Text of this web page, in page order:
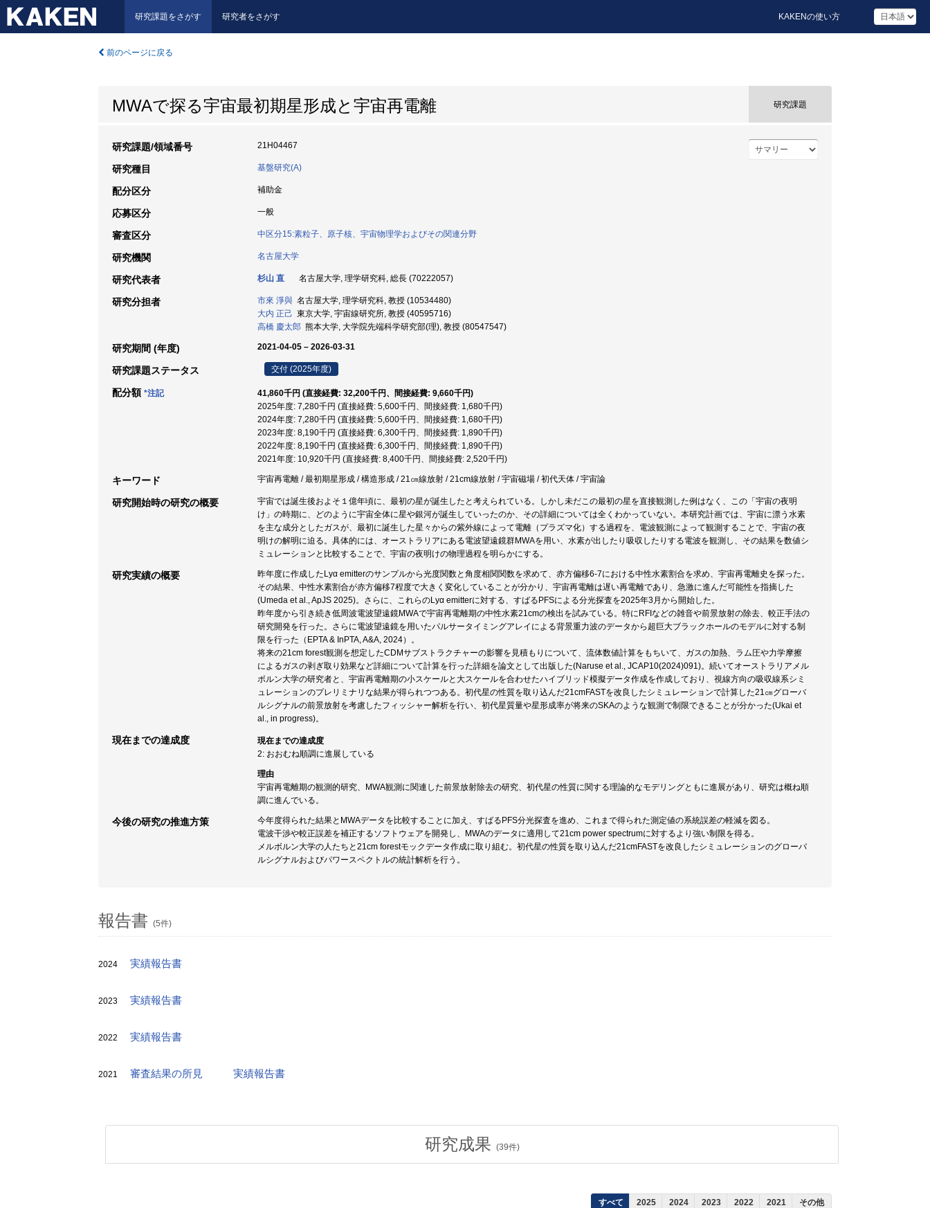
研究課題をさがす 研究者をさがす KAKENの使い方
前のページに戻る
MWAで探る宇宙最初期星形成と宇宙再電離 研究課題
研究課題/領域番号 21H04467
研究種目 基盤研究(A)
配分区分 補助金
応募区分 一般
審査区分 中区分15:素粒子、原子核、宇宙物理学およびその関連分野
研究機関 名古屋大学
研究代表者 杉山 直 名古屋大学, 理学研究科, 総長 (70222057)
研究分担者 市來 淨與 名古屋大学, 理学研究科, 教授 (10534480)
大内 正己 東京大学, 宇宙線研究所, 教授 (40595716)
高橋 慶太郎 熊本大学, 大学院先端科学研究部(理), 教授 (80547547)
研究期間 (年度) 2021-04-05 – 2026-03-31
研究課題ステータス 交付 (2025年度)
配分額 *注記
41,860千円 (直接経費: 32,200千円、間接経費: 9,660千円)
2025年度: 7,280千円 (直接経費: 5,600千円、間接経費: 1,680千円)
2024年度: 7,280千円 (直接経費: 5,600千円、間接経費: 1,680千円)
2023年度: 8,190千円 (直接経費: 6,300千円、間接経費: 1,890千円)
2022年度: 8,190千円 (直接経費: 6,300千円、間接経費: 1,890千円)
2021年度: 10,920千円 (直接経費: 8,400千円、間接経費: 2,520千円)
キーワード 宇宙再電離 / 最初期星形成 / 構造形成 / 21㎝線放射 / 21cm線放射 / 宇宙磁場 / 初代天体 / 宇宙論
研究開始時の研究の概要
宇宙では誕生後およそ１億年頃に、最初の星が誕生したと考えられている。しかし未だこの最初の星を直接観測した例はなく、この「宇宙の夜明
け」の時期に、どのように宇宙全体に星や銀河が誕生していったのか、その詳細については全くわかっていない。本研究計画では、宇宙に漂う水素
を主な成分としたガスが、最初に誕生した星々からの紫外線によって電離（プラズマ化）する過程を、電波観測によって観測することで、宇宙の夜
明けの解明に迫る。具体的には、オーストラリアにある電波望遠鏡群MWAを用い、水素が出したり吸収したりする電波を観測し、その結果を数値シ
ミュレーションと比較することで、宇宙の夜明けの物理過程を明らかにする。
研究実績の概要
昨年度に作成したLyα emitterのサンプルから光度関数と角度相関関数を求めて、赤方偏移6-7における中性水素割合を求め、宇宙再電離史を探った。
その結果、中性水素割合が赤方偏移7程度で大きく変化していることが分かり、宇宙再電離は遅い再電離であり、急激に進んだ可能性を指摘した
(Umeda et al., ApJS 2025)。さらに、これらのLyα emitterに対する、すばるPFSによる分光探査を2025年3月から開始した。
昨年度から引き続き低周波電波望遠鏡MWAで宇宙再電離期の中性水素21cmの検出を試みている。特にRFIなどの雑音や前景放射の除去、較正手法の
研究開発を行った。さらに電波望遠鏡を用いたパルサータイミングアレイによる背景重力波のデータから超巨大ブラックホールのモデルに対する制
限を行った（EPTA & InPTA, A&A, 2024）。
将来の21cm forest観測を想定したCDMサブストラクチャーの影響を見積もりについて、流体数値計算をもちいて、ガスの加熱、ラム圧や力学摩擦
によるガスの剥ぎ取り効果など詳細について計算を行った詳細を論文として出版した(Naruse et al., JCAP10(2024)091)。続いてオーストラリアメル
ボルン大学の研究者と、宇宙再電離期の小スケールと大スケールを合わせたハイブリッド模擬データ作成を作成しており、視線方向の吸収線系シミ
ュレーションのプレリミナリな結果が得られつつある。初代星の性質を取り込んだ21cmFASTを改良したシミュレーションで計算した21㎝グローバ
ルシグナルの前景放射を考慮したフィッシャー解析を行い、初代星質量や星形成率が将来のSKAのような観測で制限できることが分かった(Ukai et
al., in progress)。
現在までの達成度
現在までの達成度
2: おおむね順調に進展している
理由
宇宙再電離期の観測的研究、MWA観測に関連した前景放射除去の研究、初代星の性質に関する理論的なモデリングともに進展があり、研究は概ね順
調に進んでいる。
今後の研究の推進方策
今年度得られた結果とMWAデータを比較することに加え、すばるPFS分光探査を進め、これまで得られた測定値の系統誤差の軽減を図る。
電波干渉や較正誤差を補正するソフトウェアを開発し、MWAのデータに適用して21cm power spectrumに対するより強い制限を得る。
メルボルン大学の人たちと21cm forestモックデータ作成に取り組む。初代星の性質を取り込んだ21cmFASTを改良したシミュレーションのグローバ
ルシグナルおよびパワースペクトルの統計解析を行う。
報告書 (5件)
2024 実績報告書
2023 実績報告書
2022 実績報告書
2021 審査結果の所見 実績報告書
研究成果 (39件)
すべて 2025 2024 2023 2022 2021 その他